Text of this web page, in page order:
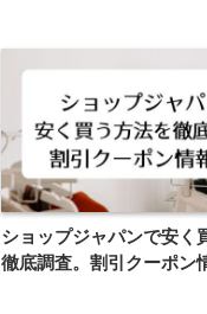
ショップジャパンで安く
徹底調査。割引クーポン